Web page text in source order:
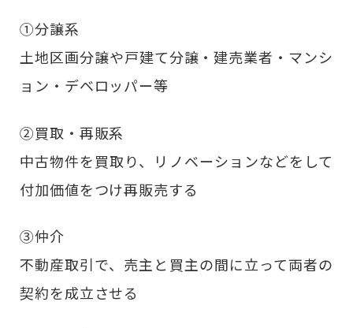
①分譲系
土地区画分譲や戸建て分譲・建売業者・マンシ
ョン・デベロッパー等
②買取・再販系
中古物件を買取り、リノベーションなどをして
付加価値をつけ再販売する
③仲介
不動産取引で、売主と買主の間に立って両者の
契約を成立させる